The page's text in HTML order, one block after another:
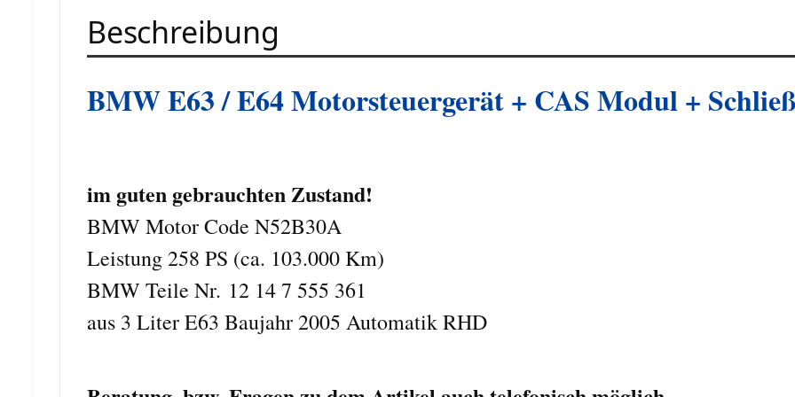
Beschreibung
BMW E63 / E64 Motorsteuergerät + CAS Modul +
im guten gebrauchten Zustand!
BMW Motor Code N52B30A
Leistung 258 PS (ca. 103.000 Km)
BMW Teile Nr. 12 14 7 555 361
aus 3 Liter E63 Baujahr 2005 Automatik RHD